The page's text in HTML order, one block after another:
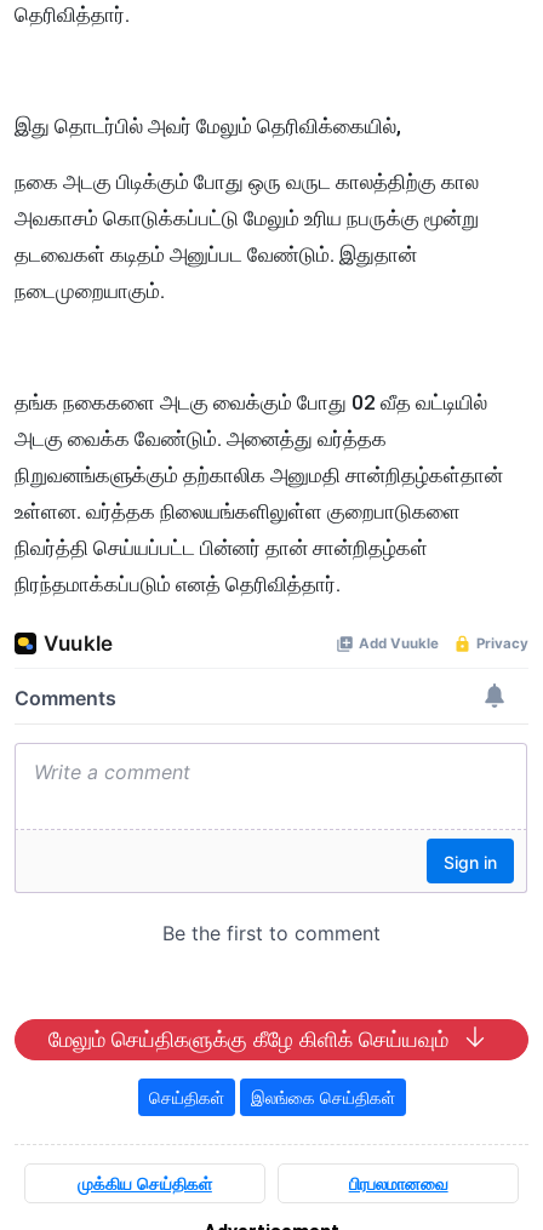
தெரிவித்தார்.
இது தொடர்பில் அவர் மேலும் தெரிவிக்கையில்,
நகை அடகு பிடிக்கும் போது ஒரு வருட காலத்திற்கு கால
அவகாசம் கொடுக்கப்பட்டு மேலும் உரிய நபருக்கு மூன்று
தடவைகள் கடிதம் அனுப்பட வேண்டும். இதுதான்
நடைமுறையாகும்.
தங்க நகைகளை அடகு வைக்கும் போது 02 வீத வட்டியில்
அடகு வைக்க வேண்டும். அனைத்து வர்த்தக
நிறுவனங்களுக்கும் தற்காலிக அனுமதி சான்றிதழ்கள்தான்
உள்ளன. வர்த்தக நிலையங்களிலுள்ள குறைபாடுகளை
நிவர்த்தி செய்யப்பட்ட பின்னர் தான் சான்றிதழ்கள்
நிரந்தமாக்கப்படும் எனத் தெரிவித்தார்.
மேலும் செய்திகளுக்கு கீழே கிளிக் செய்யவும்
செய்திகள் இலங்கை செய்திகள்
முக்கிய செய்திகள் பிரபலமானவை